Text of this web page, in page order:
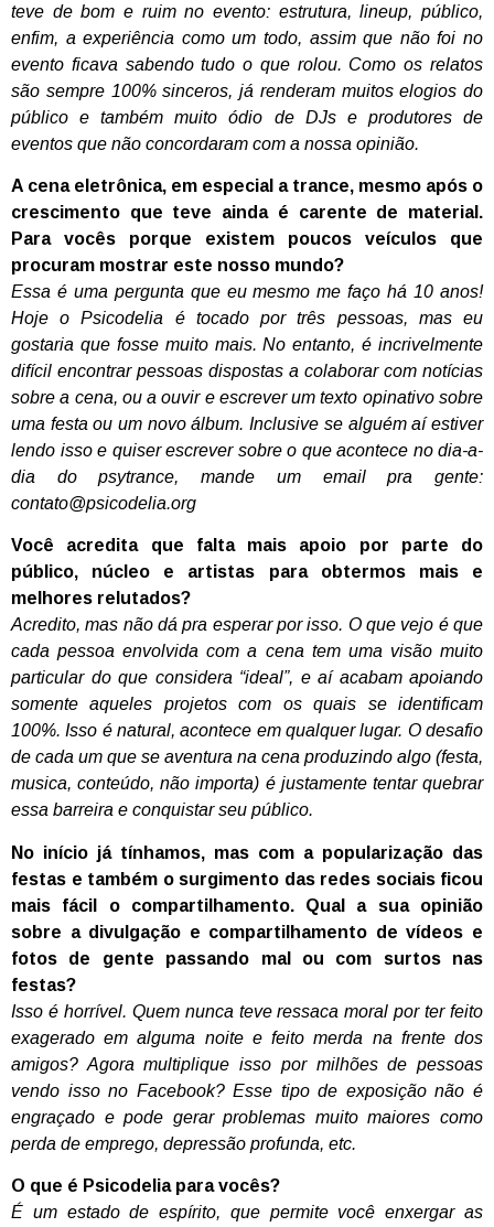
teve de bom e ruim no evento: estrutura, lineup, público,
enfim, a experiência como um todo, assim que não foi no
evento ficava sabendo tudo o que rolou. Como os relatos
são sempre 100% sinceros, já renderam muitos elogios do
público e também muito ódio de DJs e produtores de
eventos que não concordaram com a nossa opinião.
A cena eletrônica, em especial a trance, mesmo após o
crescimento que teve ainda é carente de material.
Para vocês porque existem poucos veículos que
procuram mostrar este nosso mundo?
Essa é uma pergunta que eu mesmo me faço há 10 anos!
Hoje o Psicodelia é tocado por três pessoas, mas eu
gostaria que fosse muito mais. No entanto, é incrivelmente
difícil encontrar pessoas dispostas a colaborar com notícias
sobre a cena, ou a ouvir e escrever um texto opinativo sobre
uma festa ou um novo álbum. Inclusive se alguém aí estiver
lendo isso e quiser escrever sobre o que acontece no dia-a-
dia do psytrance, mande um email pra gente:
contato@psicodelia.org
Você acredita que falta mais apoio por parte do
público, núcleo e artistas para obtermos mais e
melhores relutados?
Acredito, mas não dá pra esperar por isso. O que vejo é que
cada pessoa envolvida com a cena tem uma visão muito
particular do que considera “ideal”, e aí acabam apoiando
somente aqueles projetos com os quais se identificam
100%. Isso é natural, acontece em qualquer lugar. O desafio
de cada um que se aventura na cena produzindo algo (festa,
musica, conteúdo, não importa) é justamente tentar quebrar
essa barreira e conquistar seu público.
No início já tínhamos, mas com a popularização das
festas e também o surgimento das redes sociais ficou
mais fácil o compartilhamento. Qual a sua opinião
sobre a divulgação e compartilhamento de vídeos e
fotos de gente passando mal ou com surtos nas
festas?
Isso é horrível. Quem nunca teve ressaca moral por ter feito
exagerado em alguma noite e feito merda na frente dos
amigos? Agora multiplique isso por milhões de pessoas
vendo isso no Facebook? Esse tipo de exposição não é
engraçado e pode gerar problemas muito maiores como
perda de emprego, depressão profunda, etc.
O que é Psicodelia para vocês?
É um estado de espírito, que permite você enxergar as